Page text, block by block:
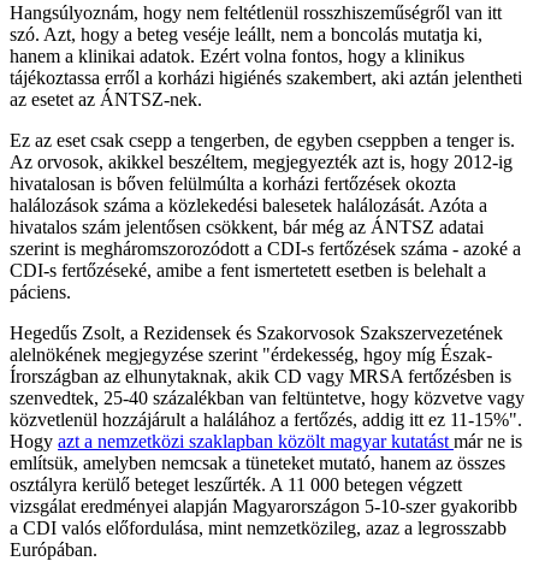
Hangsúlyoznám, hogy nem feltétlenül rosszhiszeműségről van itt
szó. Azt, hogy a beteg veséje leállt, nem a boncolás mutatja ki,
hanem a klinikai adatok. Ezért volna fontos, hogy a klinikus
tájékoztassa erről a korházi higiénés szakembert, aki aztán jelentheti
az esetet az ÁNTSZ-nek.
Ez az eset csak csepp a tengerben, de egyben cseppben a tenger is.
Az orvosok, akikkel beszéltem, megjegyezték azt is, hogy 2012-ig
hivatalosan is bőven felülmúlta a korházi fertőzések okozta
halálozások száma a közlekedési balesetek halálozását. Azóta a
hivatalos szám jelentősen csökkent, bár még az ÁNTSZ adatai
szerint is megháromszorozódott a CDI-s fertőzések száma - azoké a
CDI-s fertőzéseké, amibe a fent ismertetett esetben is belehalt a
páciens.
Hegedűs Zsolt, a Rezidensek és Szakorvosok Szakszervezetének
alelnökének megjegyzése szerint "érdekesség, hgoy míg Észak-
Írországban az elhunytaknak, akik CD vagy MRSA fertőzésben is
szenvedtek, 25-40 százalékban van feltüntetve, hogy közvetve vagy
közvetlenül hozzájárult a halálához a fertőzés, addig itt ez 11-15%".
Hogy azt a nemzetközi szaklapban közölt magyar kutatást már ne is
említsük, amelyben nemcsak a tüneteket mutató, hanem az összes
osztályra kerülő beteget leszűrték. A 11 000 betegen végzett
vizsgálat eredményei alapján Magyarországon 5-10-szer gyakoribb
a CDI valós előfordulása, mint nemzetközileg, azaz a legrosszabb
Európában.